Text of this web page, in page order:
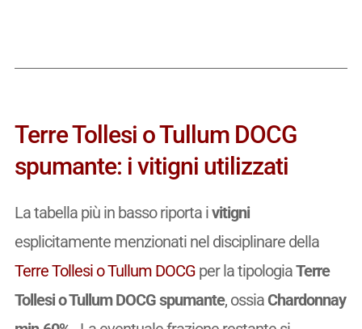
Terre Tollesi o Tullum DOCG
spumante: i vitigni utilizzati
La tabella più in basso riporta ivitigni
esplicitamente menzionati nel disciplinare della
Terre Tollesi o Tullum DOCGper la tipologiaTerre
Tollesi o Tullum DOCG spumante, ossia Chardonnay